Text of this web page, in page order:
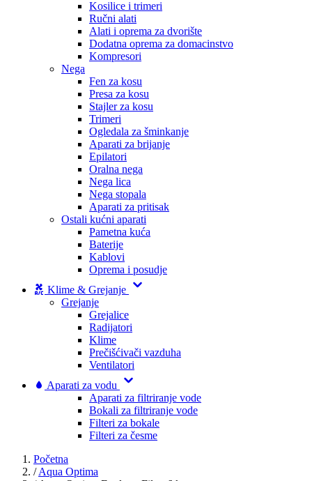
Kosilice i trimeri
Ručni alati
Alati i oprema za dvorište
Dodatna oprema za domacinstvo
Kompresori
Nega
Fen za kosu
Presa za kosu
Stajler za kosu
Trimeri
Ogledala za šminkanje
Aparati za brijanje
Epilatori
Oralna nega
Nega lica
Nega stopala
Aparati za pritisak
Ostali kućni aparati
Pametna kuća
Baterije
Kablovi
Oprema i posudje
Klime & Grejanje
Grejanje
Grejalice
Radijatori
Klime
Prečišćivači vazduha
Ventilatori
Aparati za vodu
Aparati za filtriranje vode
Bokali za filtriranje vode
Filteri za bokale
Filteri za česme
Početna
/ Aqua Optima